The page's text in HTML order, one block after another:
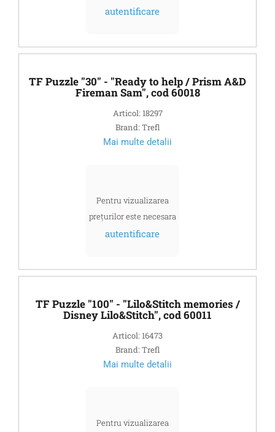
autentificare
TF Puzzle "30" - "Ready to help / Prism A&D
Fireman Sam", cod 60018
Articol: 18297
Brand: Trefl
Mai multe detalii
Pentru vizualizarea
prețurilor este necesara
autentificare
TF Puzzle "100" - "Lilo&Stitch memories /
Disney Lilo&Stitch", cod 60011
Articol: 16473
Brand: Trefl
Mai multe detalii
Pentru vizualizarea